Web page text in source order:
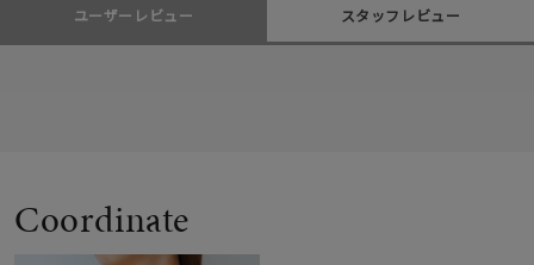
ユーザーレビュー スタッフレビュー
Coordinate